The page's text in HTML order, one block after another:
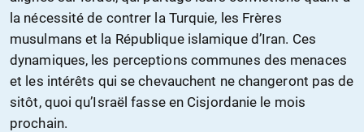
la nécessité de contrer la Turquie, les Frères
musulmans et la République islamique d’Iran. Ces
dynamiques, les perceptions communes des menaces
et les intérêts qui se chevauchent ne changeront pas de
sitôt, quoi qu’Israël fasse en Cisjordanie le mois
prochain.